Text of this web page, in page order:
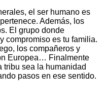
el ser humano es
Además, los
El grupo donde
compromiso es tu familia.
los compañeros y
Europea… Finalmente
tribu sea la humanidad
pasos en ese sentido.